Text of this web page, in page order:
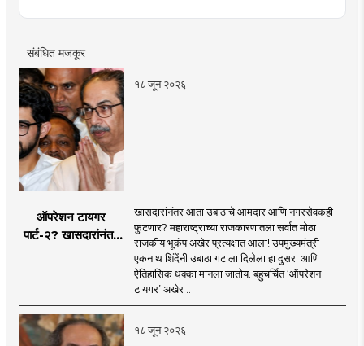
संबंधित मजकूर
१८ जून २०२६
ऑपरेशन टायगर
पार्ट-२? खासदारांनंतर
खासदारांनंतर आता उबाठाचे आमदार आणि नगरसेवकही
फुटणार? महाराष्ट्राच्या राजकारणातला सर्वात मोठा
राजकीय भूकंप अखेर प्रत्यक्षात आला! उपमुख्यमंत्री
एकनाथ शिंदेंनी उबाठा गटाला दिलेला हा दुसरा आणि
ऐतिहासिक धक्का मानला जातोय. बहुचर्चित ‘ऑपरेशन
टायगर’ अखेर ..
१८ जून २०२६